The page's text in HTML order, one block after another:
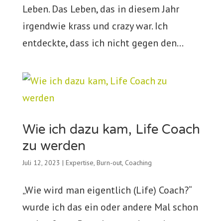
Leben. Das Leben, das in diesem Jahr
irgendwie krass und crazy war. Ich
entdeckte, dass ich nicht gegen den...
Wie ich dazu kam, Life Coach
zu werden
Juli 12, 2023 | Expertise, Burn-out, Coaching
„Wie wird man eigentlich (Life) Coach?“
wurde ich das ein oder andere Mal schon